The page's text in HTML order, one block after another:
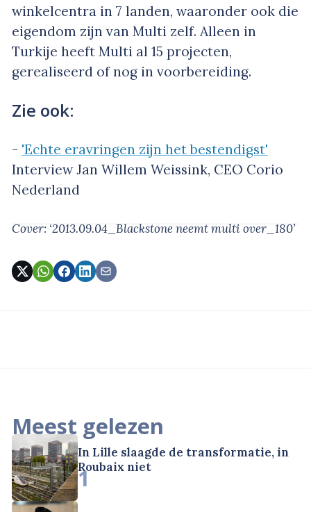
winkelcentra in 7 landen, waaronder ook die
eigendom zijn van Multi zelf. Alleen in
Turkije heeft Multi al 15 projecten,
gerealiseerd of nog in voorbereiding.
Zie ook:
- 'Echte eravringen zijn het bestendigst'
Interview Jan Willem Weissink, CEO Corio
Nederland
Cover: ‘2013.09.04_Blackstone neemt multi over_180’
Meest gelezen
In Lille slaagde de transformatie, in
Roubaix niet
1